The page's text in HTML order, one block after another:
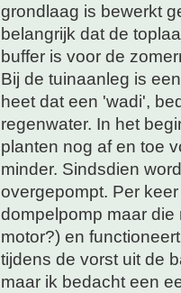
grondlaag is bewerkt
belangrijk dat de
buffer is voor de
Bij de tuinaanleg is
heet dat een 'wadi',
regenwater. In het
planten nog af en toe
minder. Sindsdien
overgepompt. Per
dompelpomp maar
motor?) en
tijdens de vorst uit de
maar ik bedacht een